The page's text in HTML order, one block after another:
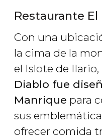
Restaurante El
Con una
la cima de la
el Islote de Ilario,
Diablo fue
Manrique para
sus
ofrecer comida